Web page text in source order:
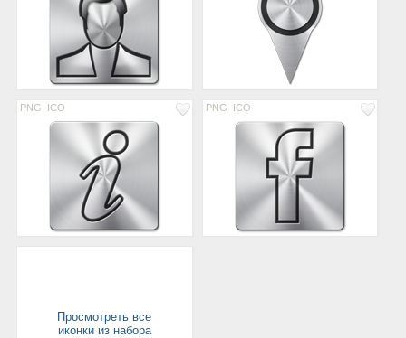
PNG ICO PNG ICO
Просмотреть все
иконки из набора